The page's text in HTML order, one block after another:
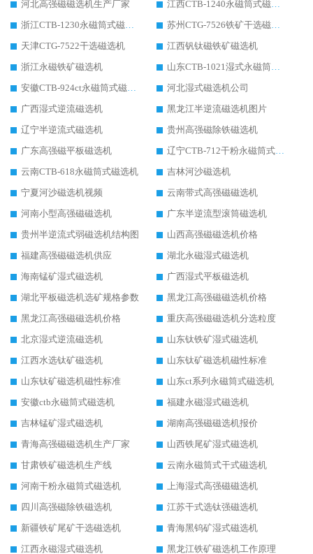
河北高强磁磁选机生产厂家
江西CTB-1240永磁筒式磁选机厂家
浙江CTB-1230永磁筒式磁选机生产厂家
苏州CTG-7526铁矿干选磁选机
天津CTG-7522干选磁选机
江西钒钛磁铁矿磁选机
浙江永磁铁矿磁选机
山东CTB-1021湿式永磁筒式磁选机
安徽CTB-924ct永磁筒式磁选机
河北湿式磁选机公司
广西湿式逆流磁选机
黑龙江半逆流磁选机图片
辽宁半逆流式磁选机
贵州高强磁除铁磁选机
广东高强磁平板磁选机
辽宁CTB-712干粉永磁筒式磁选机
云南CTB-618永磁筒式磁选机
吉林河沙磁选机
宁夏河沙磁选机视频
云南带式高强磁磁选机
河南小型高强磁磁选机
广东半逆流型滚筒磁选机
贵州半逆流式弱磁选机结构图
山西高强磁磁选机价格
福建高强磁磁选机供应
湖北永磁湿式磁选机
海南锰矿湿式磁选机
广西湿式平板磁选机
湖北平板磁选机选矿规格参数
黑龙江高强磁磁选机价格
黑龙江高强磁磁选机价格
重庆高强磁磁选机分选粒度
北京湿式逆流磁选机
山东钛铁矿湿式磁选机
江西水选钛矿磁选机
山东钛矿磁选机磁性标准
山东钛矿磁选机磁性标准
山东ct系列永磁筒式磁选机
安徽ctb永磁筒式磁选机
福建永磁湿式磁选机
吉林锰矿湿式磁选机
湖南高强磁磁选机报价
青海高强磁磁选机生产厂家
山西铁尾矿湿式磁选机
甘肃铁矿磁选机生产线
云南永磁筒式干式磁选机
河南干粉永磁筒式磁选机
上海湿式高强磁磁选机
四川高强磁除铁磁选机
江苏干式选钛强磁选机
新疆铁矿尾矿干选磁选机
青海黑钨矿湿式磁选机
江西永磁湿式磁选机
黑龙江铁矿磁选机工作原理